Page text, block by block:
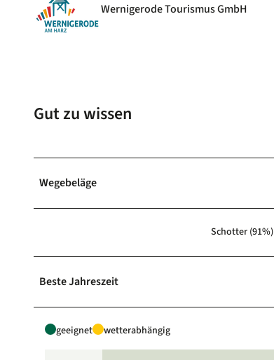
Wernigerode Tourismus GmbH
Gut zu wissen
Wegebeläge
Schotter (91%)
Beste Jahreszeit
geeignet wetterabhängig